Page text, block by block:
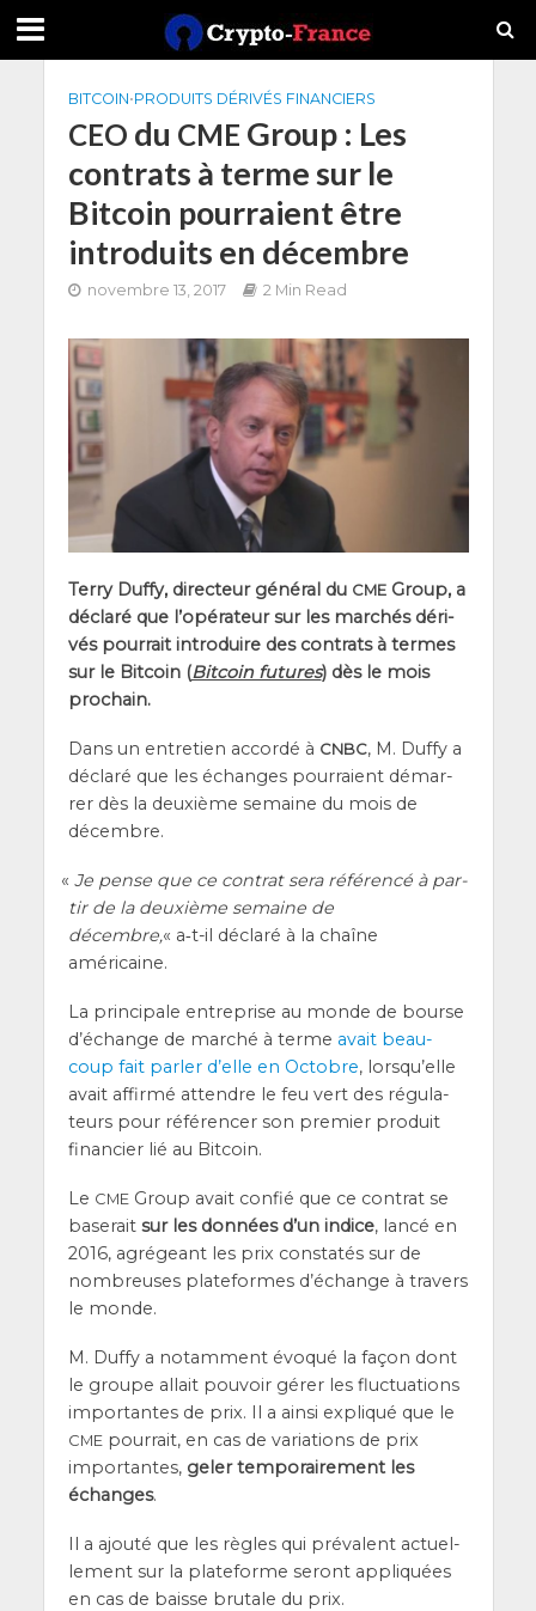
BITCOIN•PRODUITS DÉRIVÉS FINANCIERS
CEO du CME Group : Les
contrats à terme sur le
Bitcoin pourraient être
introduits en décembre
novembre 13, 2017 2 Min Read
Ter­ry Duf­fy, direc­teur géné­ral du CMEGroup, a
décla­ré que l’o­pé­ra­teur sur les mar­chés déri­
vés pour­rait intro­duire des contrats à termes
sur le Bit­coin (Bit­coin futures) dès le mois
prochain.
Dans un entre­tien accor­dé à CNBC, M. Duf­fy a
décla­ré que les échanges pour­raient démar­
rer dès la deuxième semaine du mois de
décembre.
« Je pense que ce contrat sera réfé­ren­cé à par­
tir de la deuxième semaine de
décembre,« a‑t-il décla­ré à la chaîne
américaine.
La prin­ci­pale entre­prise au monde de bourse
d’é­change de mar­ché à terme avait beau­
coup fait par­ler d’elle en Octobre, lors­qu’elle
avait affir­mé attendre le feu vert des régu­la­
teurs pour réfé­ren­cer son pre­mier pro­duit
finan­cier lié au Bitcoin.
Le CMEGroup avait confié que ce contrat se
base­rait sur les don­nées d’un indice, lan­cé en
2016, agré­geant les prix consta­tés sur de
nom­breuses pla­te­formes d’é­change à tra­vers
le monde.
M. Duf­fy a notam­ment évo­qué la façon dont
le groupe allait pou­voir gérer les fluc­tua­tions
impor­tantes de prix. Il a ain­si expli­qué que le
CMEpour­rait, en cas de varia­tions de prix
impor­tantes, geler tem­po­rai­re­ment les
échanges.
Il a ajou­té que les règles qui pré­valent actuel­
le­ment sur la pla­te­forme seront appli­quées
en cas de baisse bru­tale du prix.